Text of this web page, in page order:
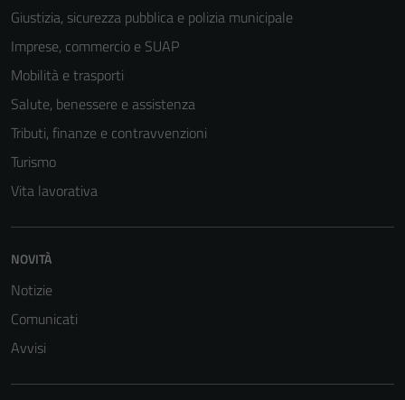
Giustizia, sicurezza pubblica e polizia municipale
Imprese, commercio e SUAP
Mobilità e trasporti
Salute, benessere e assistenza
Tributi, finanze e contravvenzioni
Turismo
Vita lavorativa
NOVITÀ
Notizie
Comunicati
Avvisi